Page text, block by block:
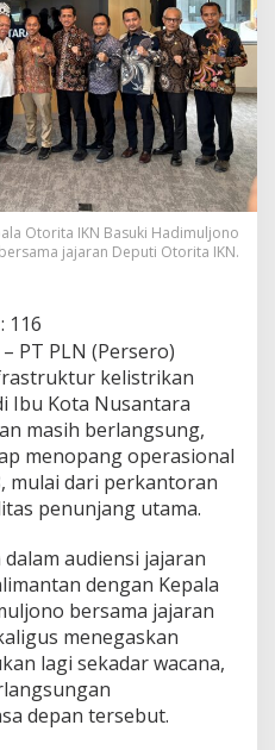
Otorita IKN Basuki Hadimuljono
bersama jajaran Deputi Otorita IKN.
116
– PT PLN (Persero)
kelistrikan
Ibu Kota Nusantara
masih berlangsung,
menopang operasional
mulai dari perkantoran
penunjang utama.
audiensi jajaran
dengan Kepala
bersama jajaran
menegaskan
lagi sekadar wacana,
depan tersebut.